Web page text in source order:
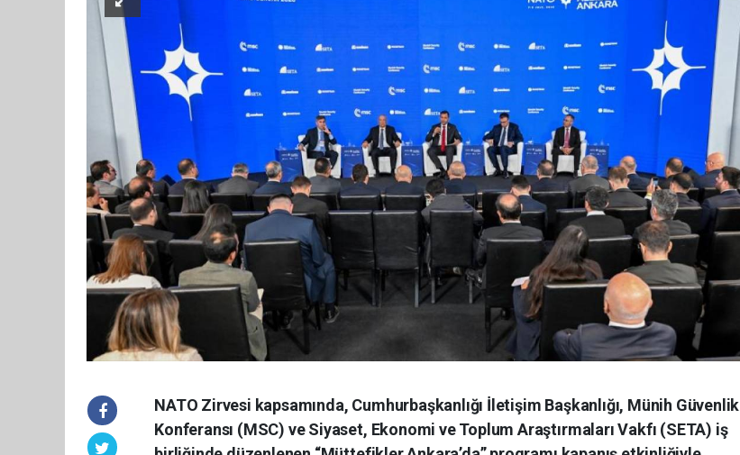
NATO Zirvesi kapsamında, Cumhurbaşkanlığı İletişim Başkanlığı, Münih Güvenlik
Konferansı (MSC) ve Siyaset, Ekonomi ve Toplum Araştırmaları Vakfı (SETA) iş